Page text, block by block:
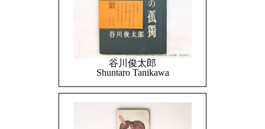
谷川俊太郎
Shuntaro Tanikawa